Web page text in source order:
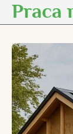
SkipPraca